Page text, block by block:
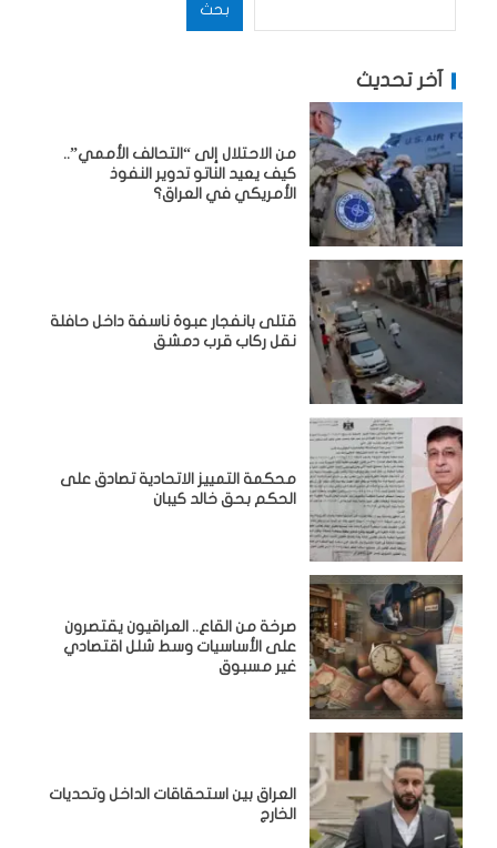
بحث
آخر تحديث
من الاحتلال إلى “التحالف الأممي”..
كيف يعيد الناتو تدوير النفوذ
الأمريكي في العراق؟
قتلى بانفجار عبوة ناسفة داخل حافلة
نقل ركاب قرب دمشق
محكمة التمييز الاتحادية تصادق على
الحكم بحق خالد كيبان
صرخة من القاع.. العراقيون يقتصرون
على الأساسيات وسط شلل اقتصادي
غير مسبوق
‏العراق بين استحقاقات الداخل وتحديات
الخارج